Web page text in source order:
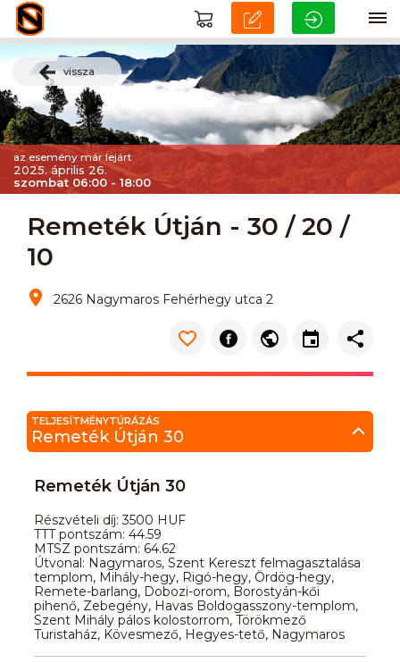
vissza
az esemény már lejárt
2025. április 26.
szombat 06:00 - 18:00
Remeték Útján - 30 / 20 /
10
2626 Nagymaros Fehérhegy utca 2
TELJESÍTMÉNYTÚRÁZÁS
Remeték Útján 30
Remeték Útján 30
Részvételi díj: 3500 HUF
TTT pontszám: 44.59
MTSZ pontszám: 64.62
Útvonal: Nagymaros, Szent Kereszt felmagasztalása
templom, Mihály-hegy, Rigó-hegy, Ördög-hegy,
Remete-barlang, Dobozi-orom, Borostyán-kői
pihenő, Zebegény, Havas Boldogasszony-templom,
Szent Mihály pálos kolostorrom, Törökmező
Turistaház, Kövesmező, Hegyes-tető, Nagymaros